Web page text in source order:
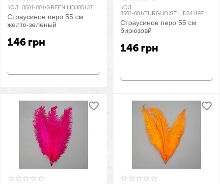
КОД: 8501-001/GREEN LID385137
Страусиное перо 55 см
желто-зеленый
146 грн
КОД:
8501-001/TURGUOISE LID341197
Страусиное перо 55 см
бирюзовй
146 грн